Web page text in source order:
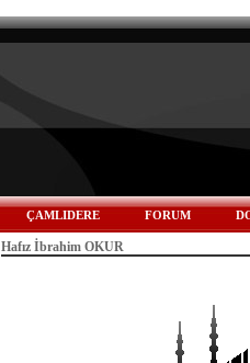
ÇAMLIDERE FORUM
Hafız İbrahim OKUR